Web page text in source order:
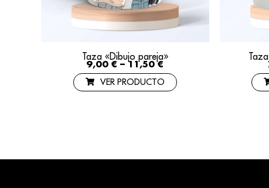
Taza «Dibujo pareja»
9,00€ –11,50€
VER PRODUCTO